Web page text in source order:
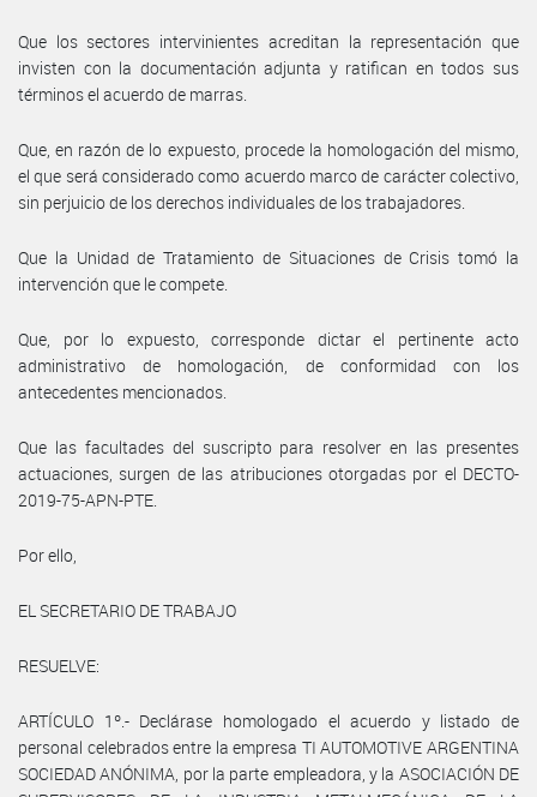
Que los sectores intervinientes acreditan la representación que
invisten con la documentación adjunta y ratifican en todos sus
términos el acuerdo de marras.
Que, en razón de lo expuesto, procede la homologación del mismo,
el que será considerado como acuerdo marco de carácter colectivo,
sin perjuicio de los derechos individuales de los trabajadores.
Que la Unidad de Tratamiento de Situaciones de Crisis tomó la
intervención que le compete.
Que, por lo expuesto, corresponde dictar el pertinente acto
administrativo de homologación, de conformidad con los
antecedentes mencionados.
Que las facultades del suscripto para resolver en las presentes
actuaciones, surgen de las atribuciones otorgadas por el DECTO-
2019-75-APN-PTE.
Por ello,
EL SECRETARIO DE TRABAJO
RESUELVE:
ARTÍCULO 1º.- Declárase homologado el acuerdo y listado de
personal celebrados entre la empresa TI AUTOMOTIVE ARGENTINA
SOCIEDAD ANÓNIMA, por la parte empleadora, y la ASOCIACIÓN DE